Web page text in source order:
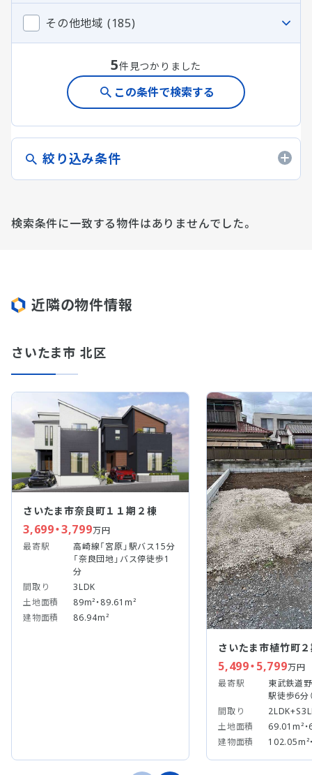
検索条件に一致する物件はありませんでした。
その他地域 (185)
5件見つかりました
この条件で検索する
絞り込み条件
近隣の物件情報
さいたま市 北区
さいたま市奈良町１１期２棟
3,699・3,799万円
最寄駅
高崎線「宮原」駅バス15分
「奈良団地」バス停徒歩1
分
間取り
3LDK
土地面積
89m²・89.61m²
建物面積
86.94m²
さいたま市植竹町
5,499・5,799万円
最寄駅
東武鉄道
駅徒歩6分
間取り
土地面積
69.01m²
建物面積
102.05m²